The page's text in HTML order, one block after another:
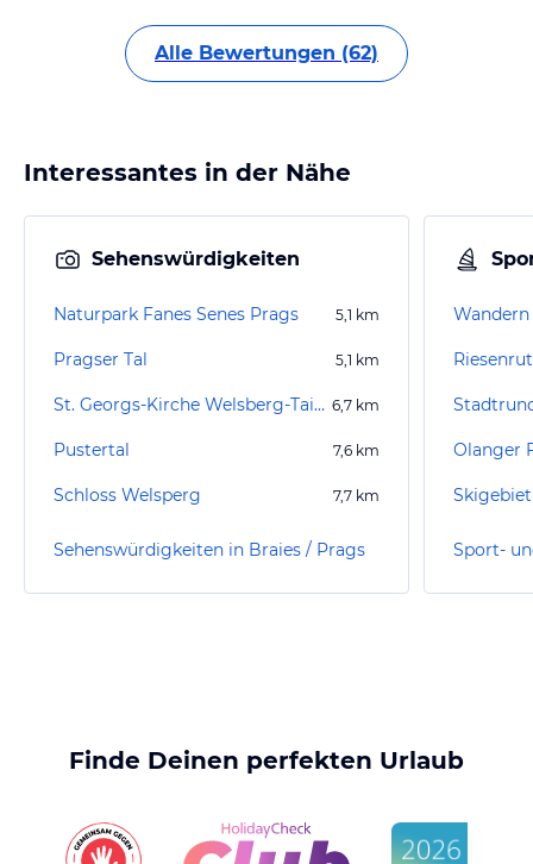
Alle Bewertungen (62)
Interessantes in der Nähe
Sehenswürdigkeiten
Naturpark Fanes Senes Prags 5,1 km
Pragser Tal 5,1 km
St. Georgs-Kirche Welsberg-Taisten 6,7 km
Pustertal 7,6 km
Schloss Welsperg 7,7 km
Sehenswürdigkeiten in Braies / Prags
Olanger
Finde Deinen perfekten Urlaub